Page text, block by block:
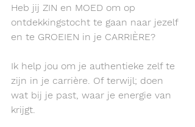
Heb jij ZIN en MOED om op
ontdekkingstocht te gaan naar jezelf
en te GROEIEN in je CARRIÈRE?
Ik help jou om je authentieke zelf te
zijn in je carrière. Of terwijl; doen
wat bij je past, waar je energie van
krijgt.